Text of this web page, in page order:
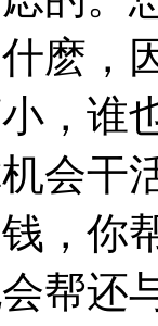
麽，
，谁
会干
，你
帮还